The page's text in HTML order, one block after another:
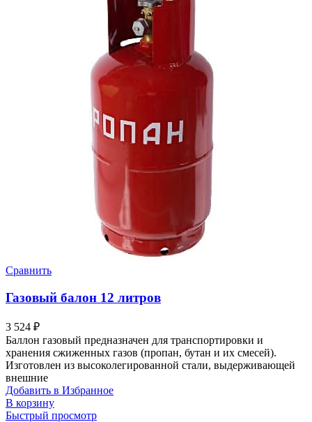
Сравнить
Газовый балон 12 литров
3 524 ₽
Баллон газовый предназначен для транспортировки и
хранения сжиженных газов (пропан, бутан и их смесей).
Изготовлен из высоколегированной стали, выдерживающей
внешние
Добавить в Избранное
В корзину
Быстрый просмотр